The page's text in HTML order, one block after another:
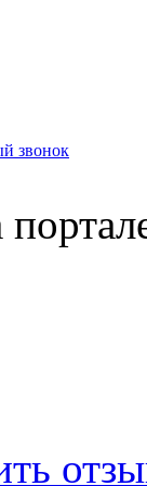
звонок